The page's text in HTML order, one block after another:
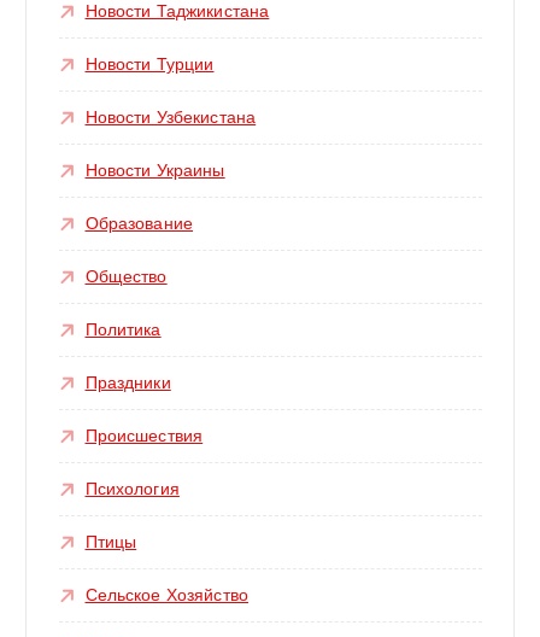
Новости Таджикистана
Новости Турции
Новости Узбекистана
Новости Украины
Образование
Общество
Политика
Праздники
Происшествия
Психология
Птицы
Сельское Хозяйство